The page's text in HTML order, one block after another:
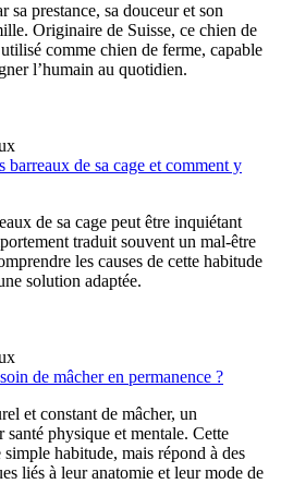
prestance, sa douceur et son
Originaire de Suisse, ce chien de
comme chien de ferme, capable
l’humain au quotidien.
de sa cage et comment y
de sa cage peut être inquiétant
traduit souvent un mal-être
les causes de cette habitude
solution adaptée.
de mâcher en permanence ?
et constant de mâcher, un
santé physique et mentale. Cette
habitude, mais répond à des
liés à leur anatomie et leur mode de